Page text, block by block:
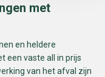
met
en heldere
een vaste all in prijs
van het afval zijn